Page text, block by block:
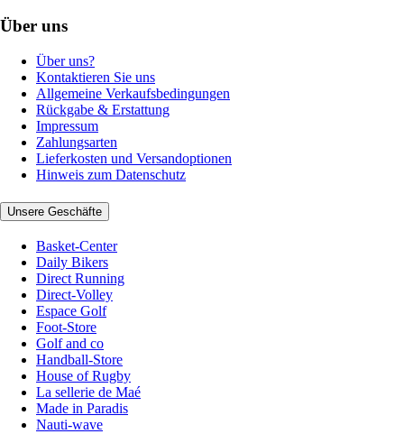
Über uns
Über uns?
Kontaktieren Sie uns
Allgemeine Verkaufsbedingungen
Rückgabe & Erstattung
Impressum
Zahlungsarten
Lieferkosten und Versandoptionen
Hinweis zum Datenschutz
Unsere Geschäfte
Basket-Center
Daily Bikers
Direct Running
Direct-Volley
Espace Golf
Foot-Store
Golf and co
Handball-Store
House of Rugby
La sellerie de Maé
Made in Paradis
Nauti-wave